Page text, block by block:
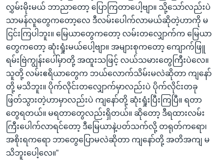
လွှမ်းမိုးမယ် ဘာညာတော့ ပြောကြတာပေါ့ဗျာ။ သို့သော်လည်းပဲ
သာမန်လူတွေကတော့လေ ဒီလမ်းပေါက်လာမယ်ဆိုတဲ့ဟာကို မ
ငြင်းကြပါဘူး။ မြေယာတွေကတော့ လမ်းတလျှောက်က မြေယာ
တွေကတော့ ဆုံးရှုံးမယ်ပေါ့ဗျာ။ အများစုကတော့ ကျောက်ဖြူ
ရမ်းဗြဲကျွန်းပေါ်မှာတို့ အထူးသဖြင့် လယ်သမားတွေကြီးပဲလေ။
သူတို့ လမ်းဧရိယာတွေက ဘယ်လောက်သိမ်းမလဲဆိုတာ ကျနော်
တို့ မသိဘူး။ ပိုက်လိုင်းတလျှောက်မှာလည်းပဲ ပိုက်လိုင်းတခု
ဖြတ်သွားတဲ့ဟာမှာလည်းပဲ ကျနော်တို့ ဆုံးရှုံးပြီးကြပြီ။ ရတာ
တွေရတယ်။ မရတာတွေလည်းရှိတယ်။ ဆိုတော့ ဒီရထားလမ်း
ကြီးပေါက်လာရင်တော့ ဒီမြေယာနဲ့ပတ်သက်လို့ တရုတ်ကရော၊
အစိုးရကရော ဘာတွေပြောမလဲဆိုတာ ကျနော်တို့ အတိအကျ မ
သိဘူးပေါ့လေ။”